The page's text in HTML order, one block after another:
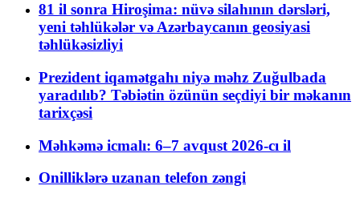
81 il sonra Hiroşima: nüvə silahının dərsləri,
yeni təhlükələr və Azərbaycanın geosiyasi
təhlükəsizliyi
Prezident iqamətgahı niyə məhz Zuğulbada
yaradılıb? Təbiətin özünün seçdiyi bir məkanın
tarixçəsi
Məhkəmə icmalı: 6–7 avqust 2026-cı il
Onilliklərə uzanan telefon zəngi